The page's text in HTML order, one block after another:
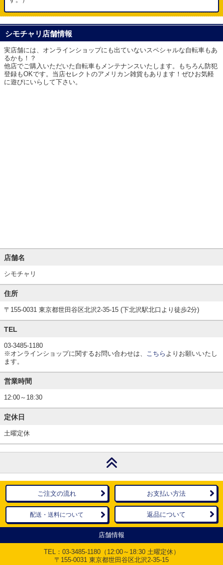
シモチャリ店舗情報
実店舗には、オンラインショップにも出ていないスペシャルな自転車もあ
るかも！？
他店でご購入いただいた自転車もメンテナンスいたします。もちろん防犯
登録もOKです。当店セレクトのアメリカン雑貨もあります！ぜひお気軽
に遊びにいらして下さい。
店舗名
シモチャリ
住所
〒155-0031 東京都世田谷区北沢2-35-15 (下北沢駅北口より徒歩2分)
TEL
03-3485-1180
※オンラインショップに関するお問い合わせは、 こちら よりお願いいたし
ます。
営業時間
12:00～18:30
定休日
土曜定休
ご注文の流れ お支払い方法
配送・送料について 返品について
店舗情報
TEL： 03-3485-1180（12:00～18:30 土曜定休）
〒155-0031 東京都世田谷区北沢2-35-15